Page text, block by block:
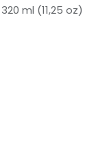
ml (11,25 oz)